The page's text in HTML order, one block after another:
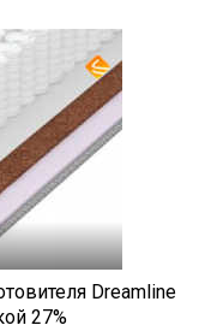
Dreamline
27%